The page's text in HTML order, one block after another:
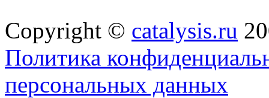
Copyright © catalysis.ru
Политика
персональных данных